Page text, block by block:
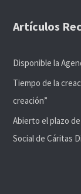
Artículos
Disponible la
Tiempo de la
creación”
Abierto el plazo
Social de Cáritas